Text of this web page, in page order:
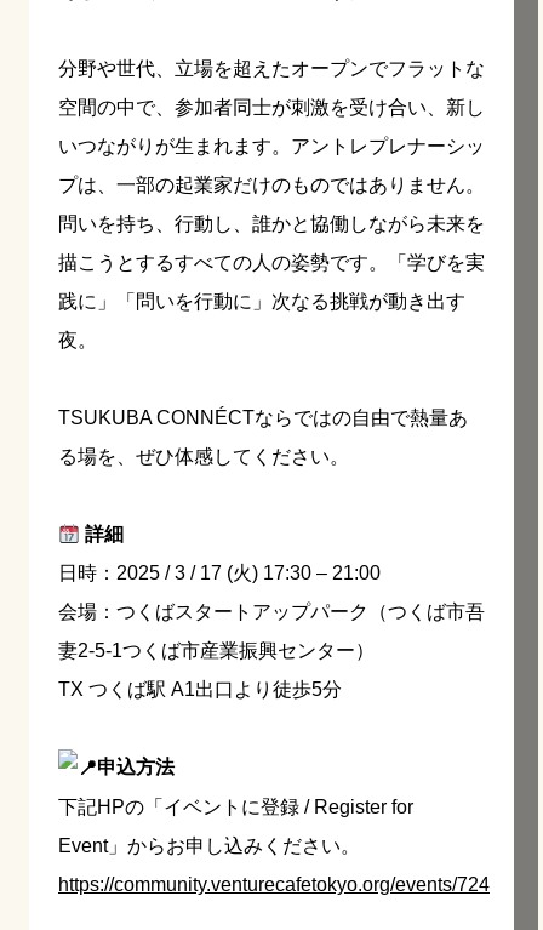
分野や世代、立場を超えたオープンでフラットな
空間の中で、参加者同士が刺激を受け合い、新し
いつながりが生まれます。アントレプレナーシッ
プは、一部の起業家だけのものではありません。
問いを持ち、行動し、誰かと協働しながら未来を
描こうとするすべての人の姿勢です。「学びを実
践に」「問いを行動に」次なる挑戦が動き出す
夜。
TSUKUBA CONNÉCTならではの自由で熱量あ
る場を、ぜひ体感してください。
詳細
日時：2025 / 3 / 17 (火) 17:30 – 21:00
会場：つくばスタートアップパーク（つくば市吾
妻2-5-1つくば市産業振興センター）
TX つくば駅 A1出口より徒歩5分
申込方法
下記HPの「イベントに登録 / Register for
Event」からお申し込みください。
https://community.venturecafetokyo.org/events/724